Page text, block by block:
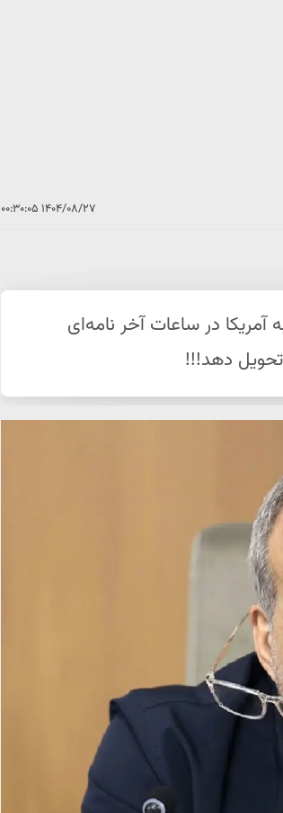
۱۴۰۴/۰۸/۲۷ ۰۰:۳۰:۰۵
در ساعات آخر نامه‌ای
تحویل دهد!!!